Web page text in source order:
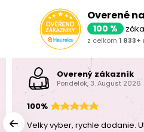
Overené
100 %
z celkom 1 833+
Overený zákazník
Pondelok, 3. August 2026
100%
Velky vyber, rychle dodanie.